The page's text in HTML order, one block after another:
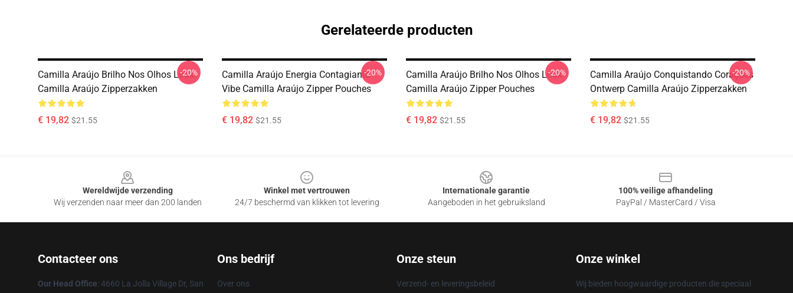
Gerelateerde producten
Camilla Araújo Brilho Nos Olhos Look
Camilla Araújo Zipperzakken
€ 19,82 $21.55
-20%
Camilla Araújo Energia Contagiante
Vibe Camilla Araújo Zipper Pouches
€ 19,82 $21.55
-20%
Camilla Araújo Brilho Nos Olhos Look
Camilla Araújo Zipper Pouches
€ 19,82 $21.55
-20%
Camilla Araújo Conquistando Corações
Ontwerp Camilla Araújo Zipperzakken
€ 19,82 $21.55
-20%
Wereldwijde verzending
Wij verzenden naar meer dan 200 landen
Winkel met vertrouwen
24/7 beschermd van klikken tot levering
Internationale garantie
Aangeboden in het gebruiksland
100% veilige afhandeling
PayPal / MasterCard / Visa
Contacteer ons
Our Head Office: 4660 La Jolla Village Dr, San
Ons bedrijf
Over ons
Onze steun
Verzend- en leveringsbeleid
Onze winkel
Wij bieden hoogwaardige producten die speciaal